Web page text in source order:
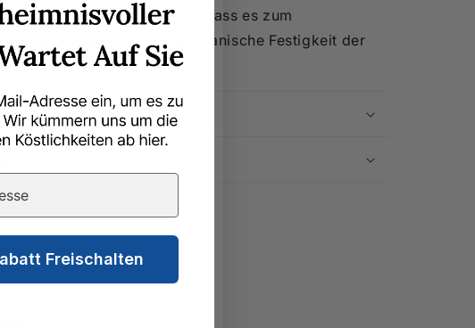
haben auch gezeigt, dass es zum
Vorfall beiträgt und die mechanische Festigkeit der
Freischalten